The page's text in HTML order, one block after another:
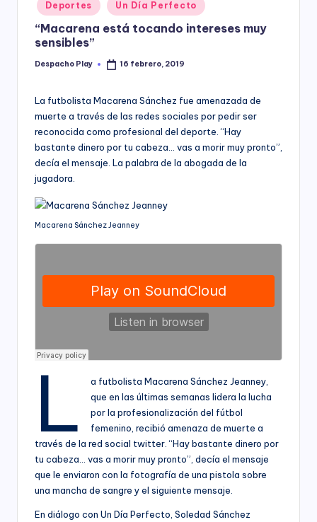
y
in
Deportes Un Día Perfecto
“Macarena está tocando intereses muy
sensibles”
Posted
Despacho Play 16 febrero, 2019
La futbolista Macarena Sánchez fue amenazada de
muerte a través de las redes sociales por pedir ser
reconocida como profesional del deporte. “Hay
bastante dinero por tu cabeza… vas a morir muy pronto”,
decía el mensaje. La palabra de la abogada de la
jugadora.
Macarena Sánchez Jeanney
L
a futbolista Macarena Sánchez Jeanney,
que en las últimas semanas lidera la lucha
por la profesionalización del fútbol
femenino, recibió amenaza de muerte a
través de la red social twitter. “Hay bastante dinero por
tu cabeza… vas a morir muy pronto”, decía el mensaje
que le enviaron con la fotografía de una pistola sobre
una mancha de sangre y el siguiente mensaje.
En diálogo con Un Día Perfecto, Soledad Sánchez